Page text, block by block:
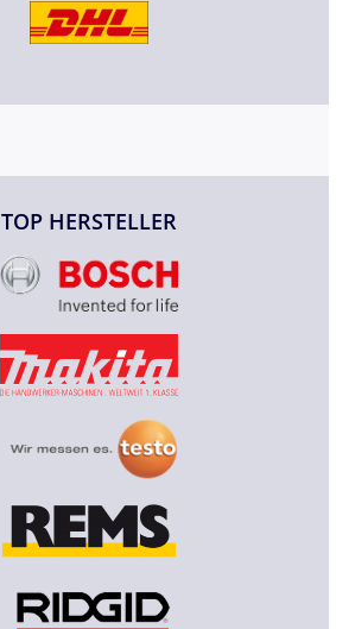
TOP HERSTELLER